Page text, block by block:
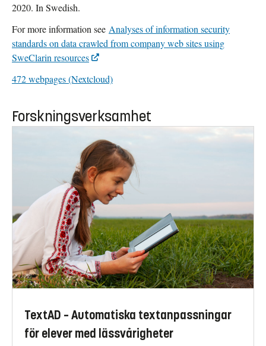
2020. In Swedish.
For more information see Analyses of information security
standards on data crawled from company web sites using
SweClarin resources
472 webpages (Nextcloud)
Forskningsverksamhet
TextAD – Automatiska textanpassningar
för elever med lässvårigheter